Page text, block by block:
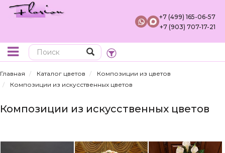
+7 (499) 165-06-57
+7 (903) 707-17-21
Главная Каталог цветов
Композиции из цветов
Композиции из искусственных цветов
Композиции из искусственных цветов